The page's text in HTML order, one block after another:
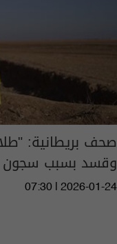
صحف بريطانية:
وقسد بسبب
07:30 | 2026-01-24